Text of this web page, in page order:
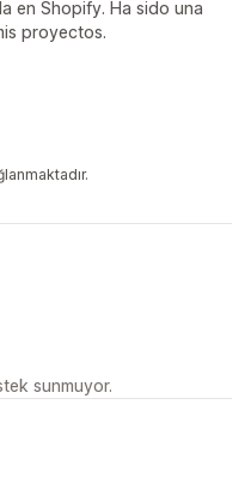
en Shopify. Ha sido una
proyectos.
sunmuyor.